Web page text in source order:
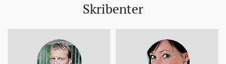
Skribenter